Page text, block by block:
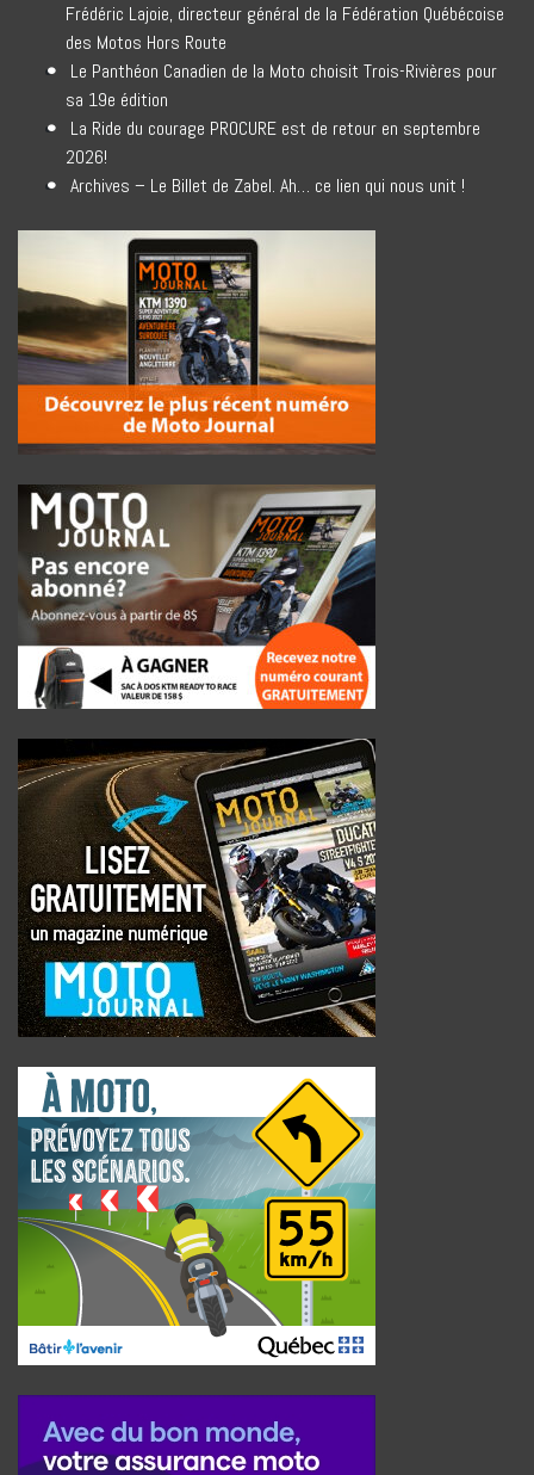
Frédéric Lajoie, directeur général de la Fédération Québécoise
des Motos Hors Route
Le Panthéon Canadien de la Moto choisit Trois-Rivières pour
sa 19e édition
La Ride du courage PROCURE est de retour en septembre
2026!
Archives – Le Billet de Zabel. Ah… ce lien qui nous unit !